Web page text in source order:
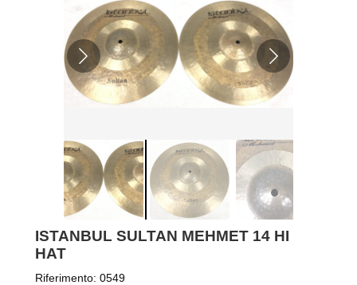
ISTANBUL SULTAN MEHMET 14 HI
HAT
Riferimento: 0549